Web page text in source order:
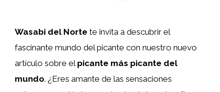
Wasabi del Norte te invita a descubrir el
fascinante mundo del picante con nuestro nuevo
artículo sobre el picante más picante del
mundo. ¿Eres amante de las sensaciones